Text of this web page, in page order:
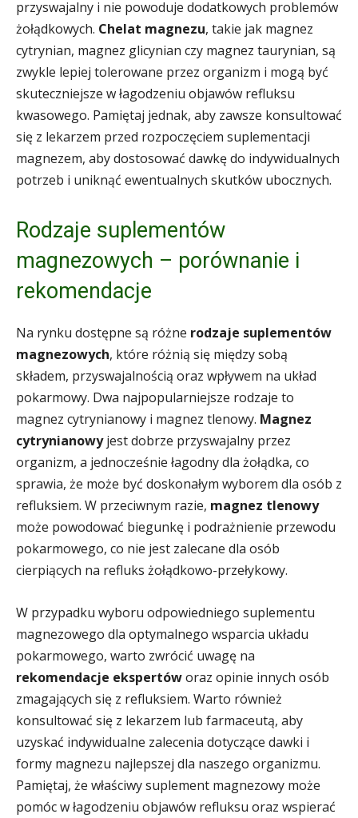
przyswajalny i nie powoduje dodatkowych problemów
żołądkowych. Chelat magnezu, takie jak magnez
cytrynian, magnez glicynian czy magnez taurynian, są
zwykle lepiej tolerowane przez organizm i mogą być
skuteczniejsze w łagodzeniu objawów refluksu
kwasowego. Pamiętaj jednak, aby zawsze konsultować
się z lekarzem przed rozpoczęciem suplementacji
magnezem, aby dostosować dawkę do indywidualnych
potrzeb i uniknąć ewentualnych skutków ubocznych.
Rodzaje suplementów
magnezowych – porównanie i
rekomendacje
Na rynku dostępne są różne rodzaje suplementów
magnezowych, które różnią się między sobą
składem, przyswajalnością oraz wpływem na układ
pokarmowy. Dwa najpopularniejsze rodzaje to
magnez cytrynianowy i magnez tlenowy. Magnez
cytrynianowyjest dobrze przyswajalny przez
organizm, a jednocześnie łagodny dla żołądka, co
sprawia, że może być doskonałym wyborem dla osób z
refluksiem. W przeciwnym razie, magnez tlenowy
może powodować biegunkę i podrażnienie przewodu
pokarmowego, co nie jest zalecane dla osób
cierpiących na refluks żołądkowo-przełykowy.
W przypadku wyboru odpowiedniego suplementu
magnezowego dla optymalnego wsparcia układu
pokarmowego, warto zwrócić uwagę na
rekomendacje ekspertóworaz opinie innych osób
zmagających się z refluksiem. Warto również
konsultować się z lekarzem lub farmaceutą, aby
uzyskać indywidualne zalecenia dotyczące dawki i
formy magnezu najlepszej dla naszego organizmu.
Pamiętaj, że właściwy suplement magnezowy może
pomóc w łagodzeniu objawów refluksu oraz wspierać